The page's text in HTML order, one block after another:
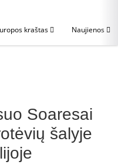
kraštas Naujienos
Soaresai
šalyje